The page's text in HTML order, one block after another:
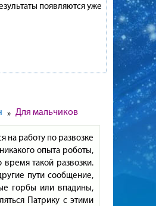
появляются уже
» Для мальчиков
на работу по развозке
опыта роботы,
такой развозки.
пути сообщение,
горбы или впадины,
Патрику с этими